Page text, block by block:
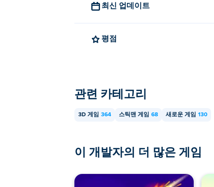
최신 업데이트
평점
관련 카테고리
3D 게임 364 스틱맨 게임 68 새로운 게임 130
이 개발자의 더 많은 게임